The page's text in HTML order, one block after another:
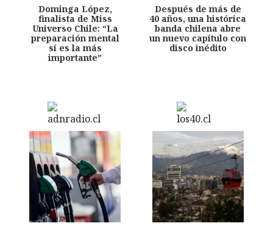
Dominga López,
finalista de Miss
Universo Chile: “La
preparación mental
sí es la más
importante”
Después de más de
40 años, una histórica
banda chilena abre
un nuevo capítulo con
disco inédito